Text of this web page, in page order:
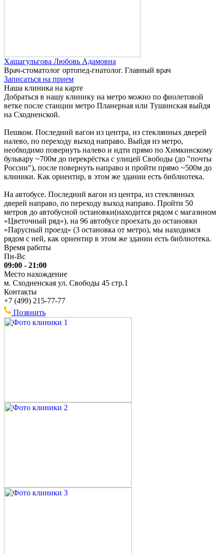
Хашагульгова Любовь Адамовна
Врач-стоматолог ортопед-гнатолог. Главный врач
Записаться на прием
Наша клиника на карте
Добраться в нашу клинику на метро можно по фиолетовой
ветке после станции метро Планерная или Тушинская выйдя
на Сходненской.
Пешком. Последний вагон из центра, из стеклянных дверей
налево, по переходу выход направо. Выйдя из метро,
необходимо повернуть налево и идти прямо по Химкинскому
бульвару ~700м до перекрёстка с улицей Свободы (до "почты
России"), после повернуть направо и пройти прямо ~500м до
клиники. Как ориентир, в этом же здании есть библиотека.
На автобусе. Последний вагон из центра, из стеклянных
дверей направо, по переходу выход направо. Пройти 50
метров до автобусной остановки(находится рядом с магазином
«Цветочный ряд»), на 96 автобусе проехать до остановки
«Парусный проезд» (3 остановка от метро), мы находимся
рядом с ней, как ориентир в этом же здании есть библиотека.
Время работы
Пн-Вс
09:00 - 21:00
Место нахождение
м. Сходненская ул. Свободы 45 стр.1
Контакты
+7 (499) 215-77-77
Позвнить